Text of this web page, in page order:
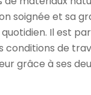
soignée et sa
Il est par
de
grâce à ses